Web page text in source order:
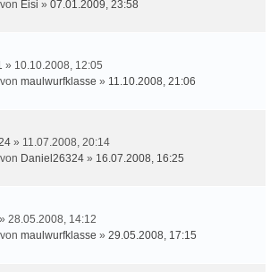
Eisi » 07.01.2009, 23:58
» 10.10.2008, 12:05
maulwurfklasse » 11.10.2008, 21:06
» 11.07.2008, 20:14
Daniel26324 » 16.07.2008, 16:25
» 28.05.2008, 14:12
maulwurfklasse » 29.05.2008, 17:15